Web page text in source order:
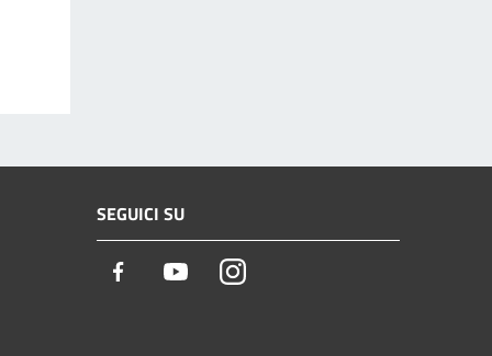
SEGUICI SU
Facebook YoutubeInstagram